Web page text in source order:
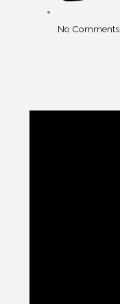
No Comments